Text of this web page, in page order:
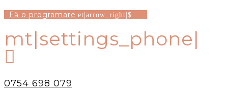
Fă o programare
mt|settings_phone|

0754 698 079